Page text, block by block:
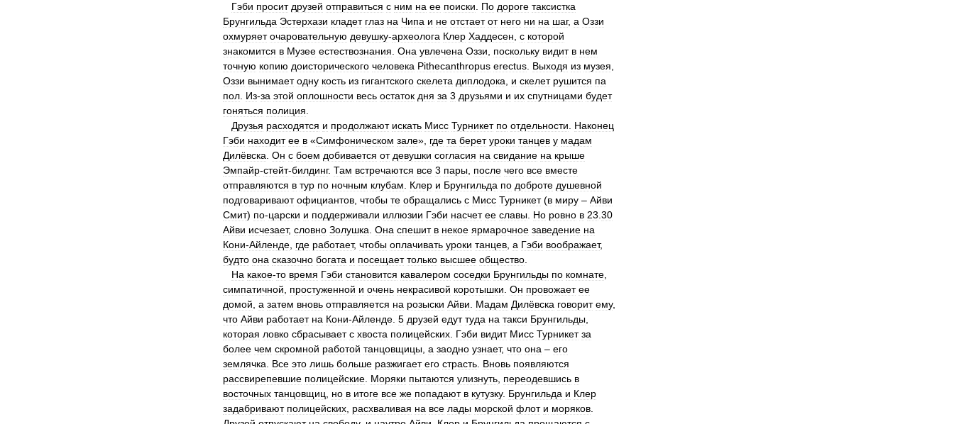
Гэби просит друзей отправиться с ним на ее поиски По дороге таксистка
Брунгильда Эстерхази кладет глаз на Чипа и не отстает от него ни на шаг, а Оззи
охмуряет очаровательную девушку-археолога Клер Хаддесен с которой
знакомится в Музее естествознания Она увлечена Оззи поскольку видит в нем
точную копию доисторического человека Pithecanthropus erectus Выходя из музея
Оззи вынимает одну кость из гигантского скелета диплодока и скелет рушится па
пол Из-за этой оплошности весь остаток дня за 3 друзьями и их спутницами будет
гоняться полиция
Друзья расходятся и продолжают искать Мисс Турникет по отдельности
Наконец
Гэби находит ее в «Симфоническом зале», где та берет уроки танцев у мадам
Дилёвска Он с боем добивается от девушки согласия на свидание на крыше
Эмпайр-стейт-билдинг. Там встречаются все 3 пары после чего все вместе
отправляются в тур по ночным клубам Клер и Брунгильда по доброте душевной
подговаривают официантов чтобы те обращались с Мисс Турникет(в миру – Айви
Смит) по-царски и поддерживали иллюзии Гэби насчет ее славы Но ровно в 23 30
Айви исчезает, словно Золушка Она спешит в некое ярмарочное заведение на
Кони-Айленде где работает, чтобы оплачивать уроки танцев а Гэби воображает,
будто она сказочно богата и посещает только высшее общество
На какое-то время Гэби становится кавалером соседки Брунгильды по комнате
симпатичной
простуженной и очень некрасивой коротышки Он провожает ее
домой а затем вновь отправляется на розыски Айви Мадам Дилёвска говорит ему,
что Айви работает на Кони-Айленде 5 друзей едут туда на такси Брунгильды
которая ловко сбрасывает с хвоста полицейских Гэби видит Мисс Турникет за
более чем скромной работой танцовщицы а заодно узнает, что она – его
землячка
Все это лишь больше разжигает его страсть Вновь появляются
рассвирепевшие полицейские Моряки пытаются улизнуть переодевшись в
восточных танцовщиц но в итоге все же попадают в кутузку. Брунгильда и Клер
задабривают полицейских расхваливая на все лады морской флот и моряков